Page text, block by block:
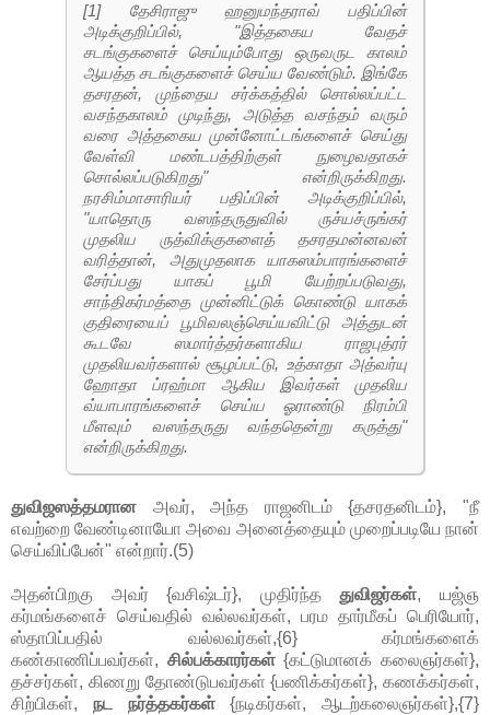
[1] தேசிராஜு ஹனுமந்தராவ் பதிப்பின்
அடிக்குறிப்பில், "இத்தகைய வேதச்
சடங்குகளைச் செய்யும்போது ஒருவருட காலம்
ஆயத்த சடங்குகளைச் செய்ய வேண்டும். இங்கே
தசரதன், முந்தைய சர்க்கத்தில் சொல்லப்பட்ட
வசந்தகாலம் முடிந்து, அடுத்த வசந்தம் வரும்
வரை அத்தகைய முன்னோட்டங்களைச் செய்து
வேள்வி மண்டபத்திற்குள் நுழைவதாகச்
சொல்லப்படுகிறது" என்றிருக்கிறது.
நரசிம்மாசாரியர் பதிப்பின் அடிக்குறிப்பில்,
"யாதொரு வஸந்தருதுவில் ருச்யச்ருங்கர்
முதலிய ருத்விக்குகளைத் தசரதமன்னவன்
வரித்தான், அதுமுதலாக யாகஸம்பாரங்களைச்
சேர்ப்பது யாகப் பூமி யேற்றப்படுவது,
சாந்திகர்மத்தை முன்னிட்டுக் கொண்டு யாகக்
குதிரையைப் பூமிவலஞ்செய்யவிட்டு அத்துடன்
கூடவே ஸமார்த்தர்களாகிய ராஜபுத்ரர்
முதலியவர்களால் சூழப்பட்டு, உத்காதா அத்வர்யு
ஹோதா ப்ரஹ்மா ஆகிய இவர்கள் முதலிய
வ்யாபாரங்களைச் செய்ய ஓராண்டு நிரம்பி
மீளவும் வஸந்தருது வந்ததென்று கருத்து"
என்றிருக்கிறது.
துவிஜஸத்தமரான அவர், அந்த ராஜனிடம் {தசரதனிடம்}, "நீ
எவற்றை வேண்டினாயோ அவை அனைத்தையும் முறைப்படியே நான்
செய்விப்பேன்" என்றார்.(5)
அதன்பிறகு அவர் {வசிஷ்டர்}, முதிர்ந்ததுவிஜர்கள், யஜ்ஞ
கர்மங்களைச் செய்வதில் வல்லவர்கள், பரம தார்மீகப் பெரியோர்,
ஸ்தாபிப்பதில் வல்லவர்கள்,{6} கர்மங்களைக்
கண்காணிப்பவர்கள், சில்பக்காரர்கள்{கட்டுமானக் கலைஞர்கள்},
தச்சர்கள், கிணறு தோண்டுபவர்கள் {பணிக்கர்கள்}, கணக்கர்கள்,
சிற்பிகள், நட நர்த்தகர்கள்{நடிகர்கள், ஆடற்கலைஞர்கள்},{7}